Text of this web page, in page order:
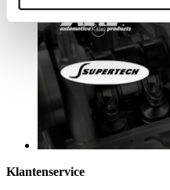
Klantenservice